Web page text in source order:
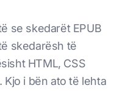
se skedarët EPUB
skedarësh të
HTML, CSS
Kjo i bën ato të lehta